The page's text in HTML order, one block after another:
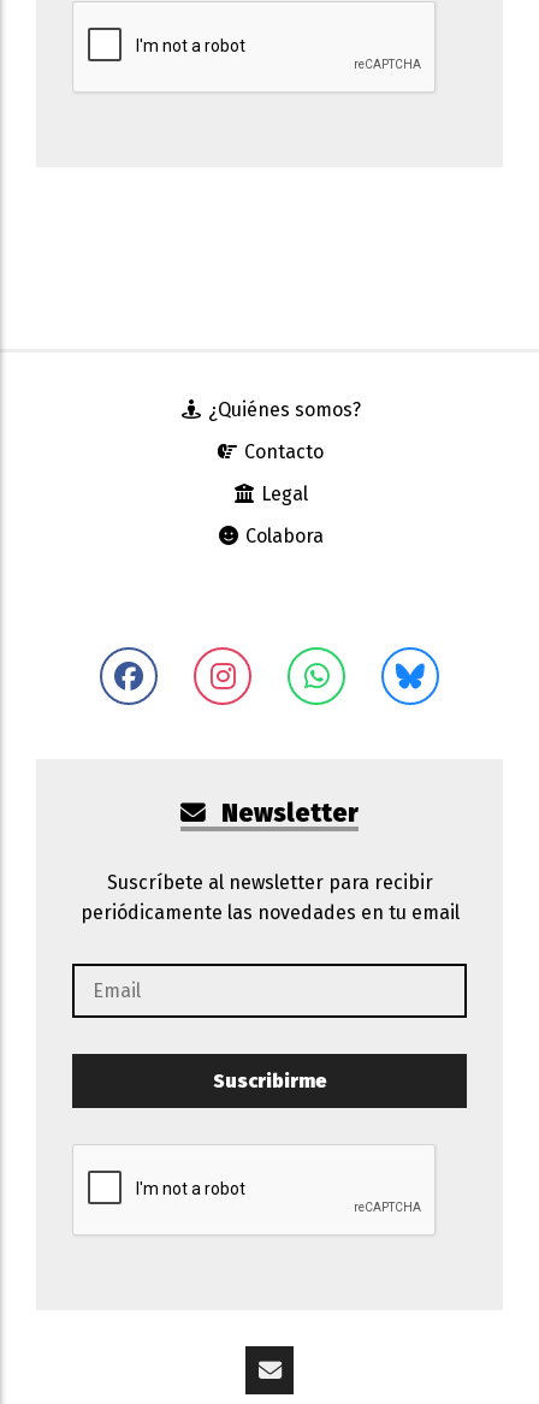
¿Quiénes somos?
Contacto
Legal
Colabora
Newsletter
Suscríbete al newsletter para recibir
periódicamente las novedades en tu email
Suscribirme